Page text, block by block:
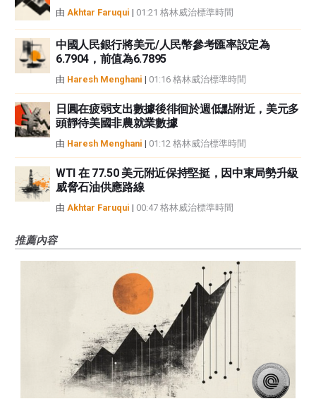
由 Akhtar Faruqui | 01:21 格林威治標準時間
中國人民銀行將美元/人民幣參考匯率設定為
6.7904，前值為6.7895
由 Haresh Menghani | 01:16 格林威治標準時間
日圓在疲弱支出數據後徘徊於週低點附近，美元多
頭靜待美國非農就業數據
由 Haresh Menghani | 01:12 格林威治標準時間
WTI 在 77.50 美元附近保持堅挺，因中東局勢升級
威脅石油供應路線
由 Akhtar Faruqui | 00:47 格林威治標準時間
推薦內容